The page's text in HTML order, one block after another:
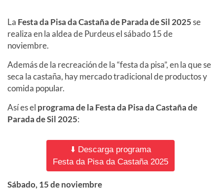
La Festa da Pisa da Castaña de Parada de Sil 2025se
realiza en la aldea de Purdeus el sábado 15de
noviembre.
Además de la recreación de la “festa da pisa”, en la que se
seca la castaña, hay mercado tradicional de productos y
comida popular.
Así es el programa de la Festa da Pisa da Castaña de
Parada de Sil 2025:
⬇️ Descarga programa
Festa da Pisa da Castaña 2025
Sábado, 15 de noviembre